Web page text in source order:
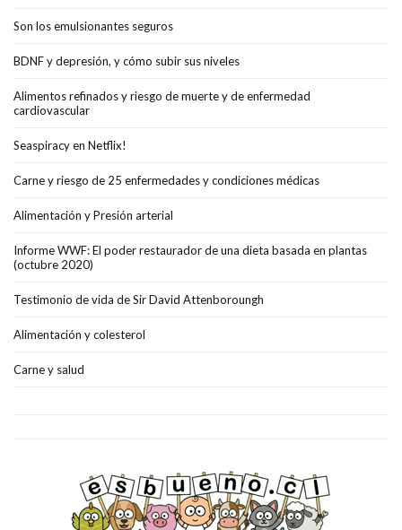
Son los emulsionantes seguros
BDNF y depresión, y cómo subir sus niveles
Alimentos refinados y riesgo de muerte y de enfermedad
cardiovascular
Seaspiracy en Netflix!
Carne y riesgo de 25 enfermedades y condiciones médicas
Alimentación y Presión arterial
Informe WWF: El poder restaurador de una dieta basada en plantas
(octubre 2020)
Testimonio de vida de Sir David Attenboroungh
Alimentación y colesterol
Carne y salud